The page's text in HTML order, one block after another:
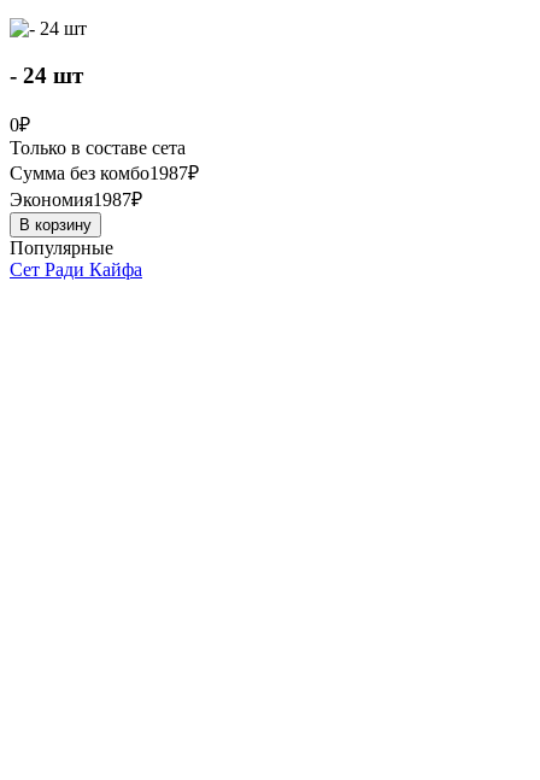
- 24 шт
0₽
Только в составе сета
Сумма без комбо1987₽
Экономия1987₽
В корзину
Популярные
Сет Ради Кайфа